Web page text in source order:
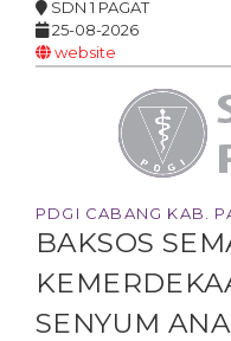
SDN 1 PAGAT
25-08-2026
website
PDGI CABANG KAB.
BAKSOS
SENYUM